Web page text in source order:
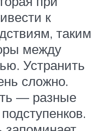
к
таким
между
Устранить
сложно.
— разные